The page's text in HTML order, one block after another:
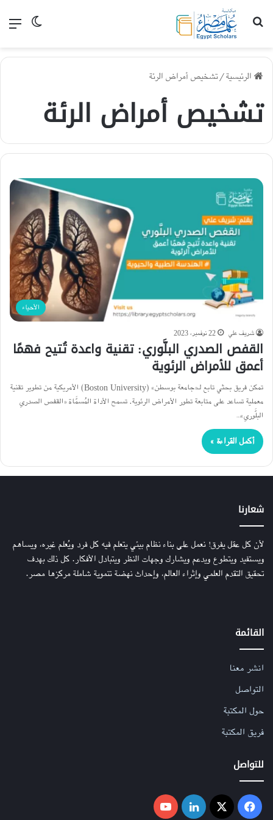
الوضع بحث عن
الرئيسية/تشخيص أمراض الرئة
تشخيص أمراض الرئة
الأحياء
شريف علي 22 نوفمبر، 2023
القفص الصدري البلَّوري: تقنية واعدة تُتيح فهمًا
أعمق للأمراض الرئوية
تمكن فريق بحثي تابع لـ«جامعة بوسطن» (Boston University) الأمريكية من تطوير تقنية
معملية تساعد على متابعة تطور الأمراض الرئوية. تسمح الأداة المُسمَّاة «القفص الصدري
البلَّوري»…
أكمل القراءة »
شعارنا
لأن كل عقل يفرق! نعمل على بناء نظام بيئي يتعلم فيه كل فرد ويُعلم غيره، ويساهم
ويستفيد ويتطوع ويدعم ويشارك وجهات النظر ويتبادل الأفكار. كل ذلك بهدف
تحقيق التقدم العلمي وإثراء العالم، وإحداث نهضة تنموية شاملة مركزها مصر.
القائمة
انشر معنا
التواصل
حول المكتبة
فريق المكتبة
للتواصل
فيسبوك ‫X لينكدإن ‫YouTube